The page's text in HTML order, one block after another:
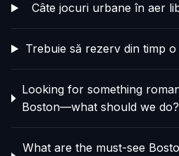
Câte jocuri urbane în aer
Trebuie să rezerv din timp
Looking for something
Boston—what should we do?
What are the must-see